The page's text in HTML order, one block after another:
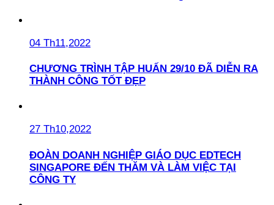
04 Th11,2022
CHƯƠNG TRÌNH TẬP HUẤN 29/10 ĐÃ DIỄN RA
THÀNH CÔNG TỐT ĐẸP
27 Th10,2022
ĐOÀN DOANH NGHIỆP GIÁO DỤC EDTECH
SINGAPORE ĐẾN THĂM VÀ LÀM VIỆC TẠI
CÔNG TY